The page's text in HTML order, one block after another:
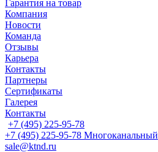
Гарантия на товар
Компания
Новости
Команда
Отзывы
Карьера
Контакты
Партнеры
Сертификаты
Галерея
Контакты
+7 (495) 225-95-78
+7 (495) 225-95-78 Многоканальный
sale@ktnd.ru